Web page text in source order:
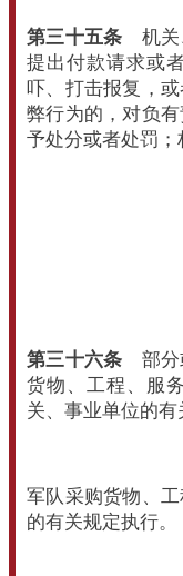
第三十五条 机关
提出付款请求或
吓、打击报复，
弊行为的，对负
予处分或者处罚；
第三十六条 部分
货物、工程、服
关、事业单位的有
军队采购货物、
的有关规定执行。